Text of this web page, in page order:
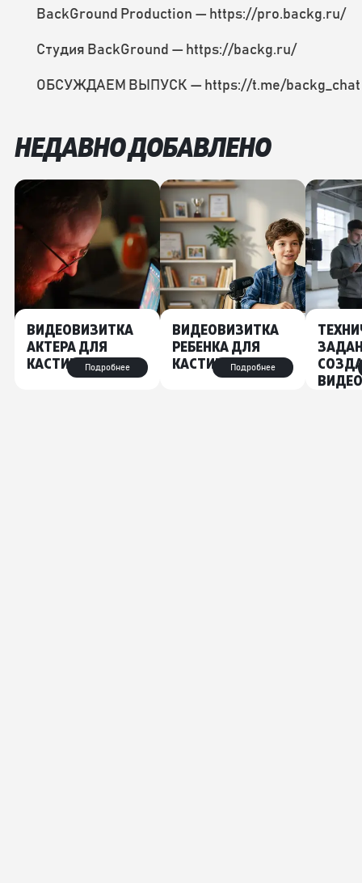
BackGround Production — https://pro.backg.ru/
Студия BackGround — https://backg.ru/
ОБСУЖДАЕМ ВЫПУСК — https://t.me/backg_chat
НЕДАВНО ДОБАВЛЕНО
ВИДЕОВИЗИТКА
АКТЕРА ДЛЯ
КАСТИНГАПодробнее
ВИДЕОВИЗИТКА
РЕБЕНКА ДЛЯ
КАСТИНГАПодробнее